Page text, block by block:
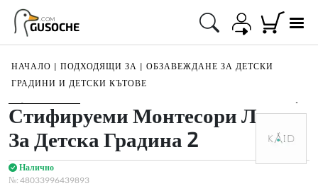
GUSOCHE
.COM
НАЧАЛО | ПОДХОДЯЩИ ЗА | ОБЗАВЕЖДАНЕ ЗА ДЕТСКИ
ГРАДИНИ И ДЕТСКИ КЪТОВЕ
1/5
Стифируеми Монтесори Легла
За Детска Градина 2
Налично
№: 48033996439893